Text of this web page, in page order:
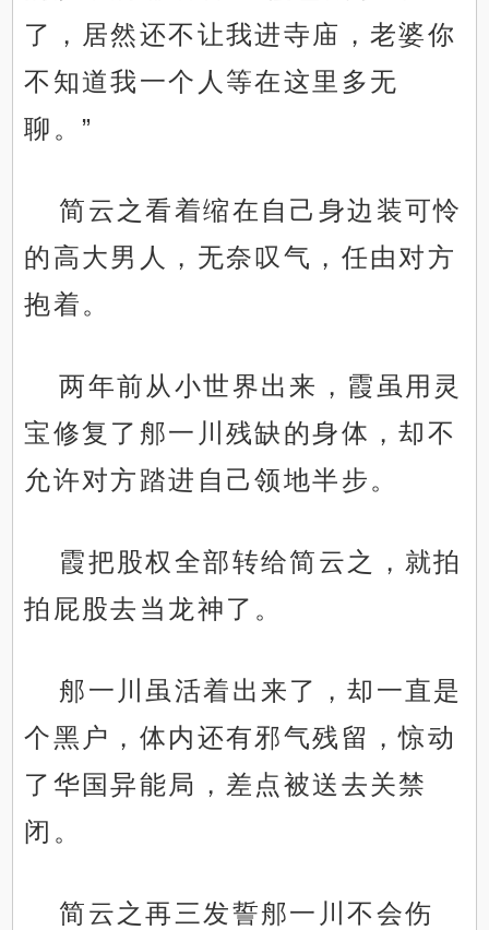
了，居然还不让我进寺庙，老婆你
不知道我一个人等在这里多无
聊。”
简云之看着缩在自己身边装可怜
的高大男人，无奈叹气，任由对方
抱着。
两年前从小世界出来，霞虽用灵
宝修复了郍一川残缺的身体，却不
允许对方踏进自己领地半步。
霞把股权全部转给简云之，就拍
拍屁股去当龙神了。
郍一川虽活着出来了，却一直是
个黑户，体内还有邪气残留，惊动
了华国异能局，差点被送去关禁
闭。
简云之再三发誓郍一川不会伤